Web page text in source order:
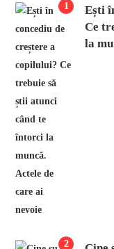
1
Ești
Ce
la
2